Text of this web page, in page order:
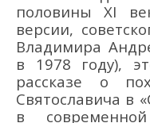
половиныXI в
версии,
Владимира
в 1978 году),
рассказе о
Святославича в
в